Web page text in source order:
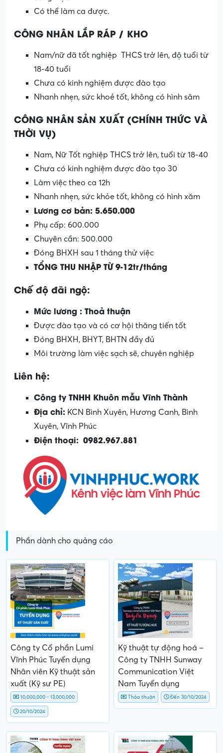
Có thể làm ca được.
CÔNG NHÂN LẮP RÁP / KHO
Nam/nữ đã tốt nghiệp THCS trở lên, độ tuổi từ
18-40 tuổi
Chưa có kinh nghiệm được đào tạo
Nhanh nhẹn, sức khoẻ tốt, không có hình săm
CÔNG NHÂN SẢN XUẤT (CHÍNH THỨC VÀ
THỜI VỤ)
Nam, Nữ Tốt nghiệp THCS trở lên, tuổi từ 18-40
Chưa có kinh nghiệm được đào tạo 30
Làm việc theo ca 12h
Nhanh nhẹn, sức khỏe tốt, không có hình xăm
Lương cơ bản: 5.650.000
Phụ cấp: 600.000
Chuyên cần: 500.000
Đóng BHXH sau 1 tháng thử việc
TỔNG THU NHẬP TỪ 9-12tr/tháng
Chế độ đãi ngộ:
Mức lương : Thoả thuận
Được đào tạo và có cơ hội thăng tiến tốt
Đóng BHXH, BHYT, BHTN đầy đủ
Môi trường làm việc sạch sẽ, chuyên nghiệp
Liên hệ:
Công ty TNHH Khuôn mẫu Vĩnh Thành
Địa chỉ: KCN Bình Xuyên, Hương Canh, Bình
Xuyên, Vĩnh Phúc
Điện thoại: 0982.967.881
Phần dành cho quảng cáo
Công ty Cổ phần Lumi
Vĩnh Phúc Tuyển dụng
Nhân viên Kỹ thuật sản
xuất (Kỹ sư PE)
10,000,000 - 13,000,000
20/10/2024
Kỹ thuật tự động hoá –
Công ty TNHH Sunway
Communication Việt
Nam Tuyển dụng
Thỏa thuận Đến 30/10/2024